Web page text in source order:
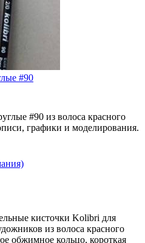
#90 из волоса красного
графики и моделирования.
кисточки Kolibri для
из волоса красного
обжимное кольцо, короткая